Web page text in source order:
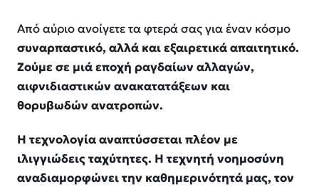
Από αύριο ανοίγετε τα φτερά σας για έναν κόσμο
συναρπαστικό, αλλά και εξαιρετικά απαιτητικό.
Ζούμε σε μιάεποχή ραγδαίων αλλαγών,
αιφνιδιαστικών ανακατατάξεων και
θορυβωδών ανατροπών.
Η τεχνολογία αναπτύσσεταιπλέον με
ιλιγγιώδεις ταχύτητες. Η τεχνητή νοημοσύνη
αναδιαμορφώνει την καθημερινότητά μας, τον